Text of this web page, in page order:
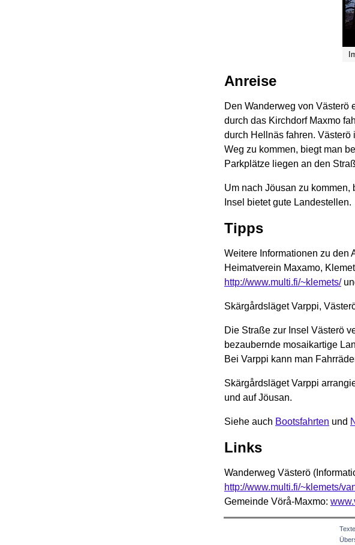
Anreise
Den Wanderweg von Västerö
durch das Kirchdorf Maxmo
durch Hellnäs fahren. Västerö
Weg zu kommen, biegt man
Parkplätze liegen an den
Um nach Jöusan zu
Insel bietet gute Landestellen.
Tipps
Weitere Informationen zu den
Heimatverein Maxamo,
http://www.multi.fi/~klemets/
Skärgårdsläget Varppi,
Die Straße zur Insel Västerö
bezaubernde mosaikartige
Bei Varppi kann man
Skärgårdsläget Varppi
und auf Jöusan.
Siehe auch Bootsfahrten und
Links
Wanderweg Västerö
http://www.multi.fi/~klemets/
Gemeinde Vörå-Maxmo: